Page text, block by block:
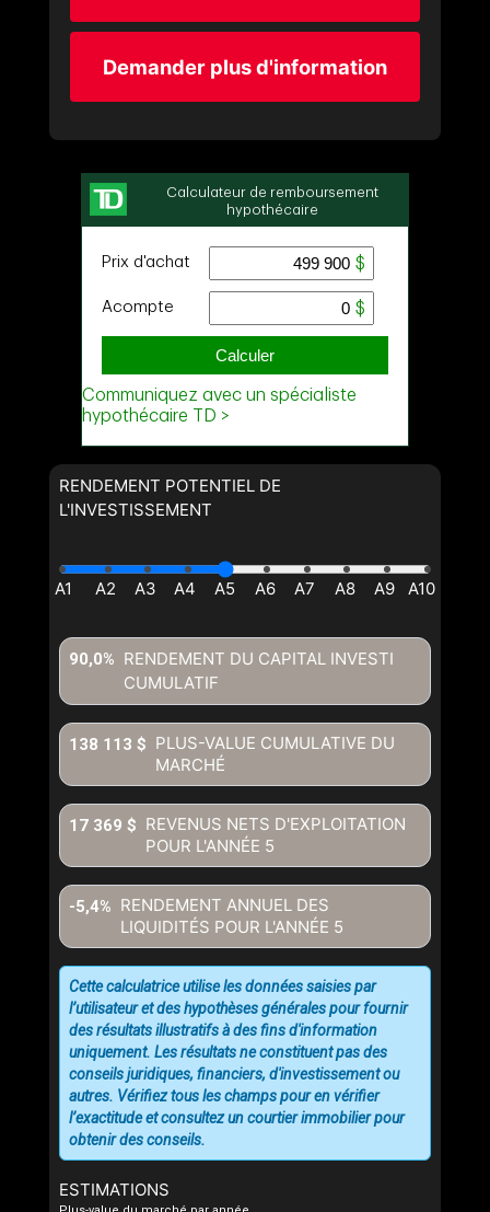
Demander plus d'information
RENDEMENT POTENTIEL DE
L'INVESTISSEMENT
RENDEMENT DU CAPITAL INVESTI
CUMULATIF
90,0%
PLUS-VALUE CUMULATIVE DU
MARCHÉ
138 113 $
REVENUS NETS D'EXPLOITATION
POUR L'ANNÉE 5
17 369 $
RENDEMENT ANNUEL DES
LIQUIDITÉS POUR L'ANNÉE 5
-5,4%
ESTIMATIONS
Cette calculatrice utilise les données saisies par
l’utilisateur et des hypothèses générales pour fournir
des résultats illustratifs à des fins d'information
uniquement. Les résultats ne constituent pas des
conseils juridiques, financiers, d'investissement ou
autres. Vérifiez tous les champs pour en vérifier
l’exactitude et consultez un courtier immobilier pour
obtenir des conseils.